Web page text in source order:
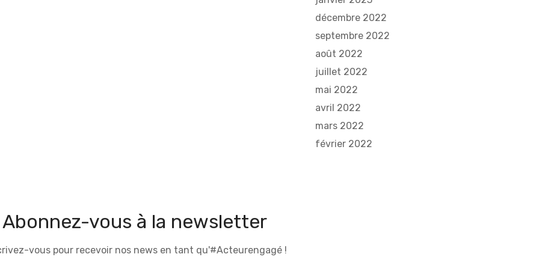
décembre 2022
septembre 2022
août 2022
juillet 2022
mai 2022
avril 2022
mars 2022
février 2022
Abonnez-vous à la newsletter
vous pour recevoir nos news en tant qu'#Acteurengagé !